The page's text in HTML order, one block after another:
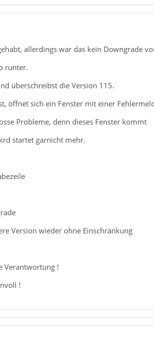
allerdings war das kein Downgrade
runter.
überschreibst die Version 115.
öffnet sich ein Fenster mit einer
Probleme, denn dieses Fenster kommt
startet garnicht mehr.
Version wieder ohne Einschränkung
Verantwortung !
!